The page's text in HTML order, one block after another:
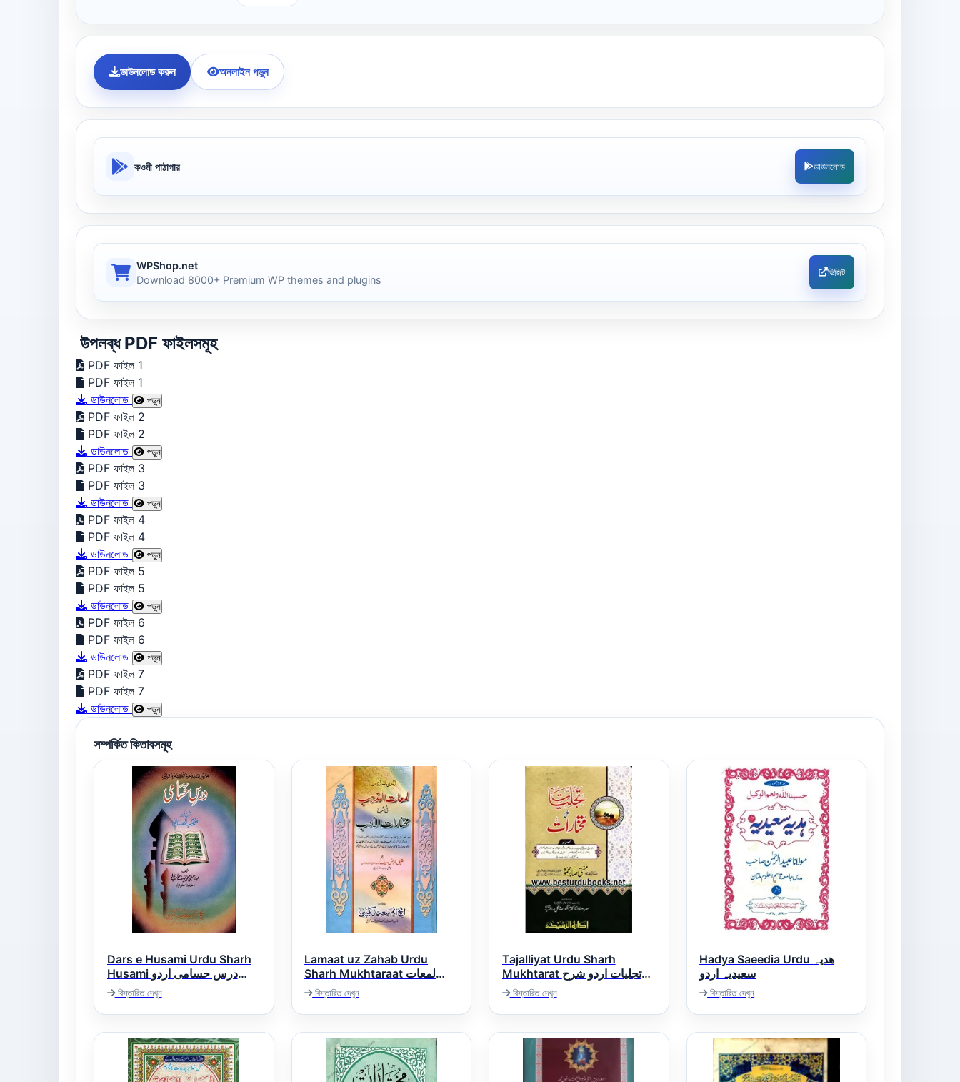
ডাউনলোড করুন অনলাইন পড়ুন
কওমী পাঠাগার ডাউনলোড
WPShop.net
Download 8000+ Premium WP themes and plugins
ভিজিট
উপলব্ধ PDF ফাইলসমূহ
PDF ফাইল 1
PDF ফাইল 1
ডাউনলোড
পড়ুন
PDF ফাইল 2
PDF ফাইল 2
ডাউনলোড
পড়ুন
PDF ফাইল 3
PDF ফাইল 3
ডাউনলোড
পড়ুন
PDF ফাইল 4
PDF ফাইল 4
ডাউনলোড
পড়ুন
PDF ফাইল 5
PDF ফাইল 5
ডাউনলোড
পড়ুন
PDF ফাইল 6
PDF ফাইল 6
ডাউনলোড
পড়ুন
PDF ফাইল 7
PDF ফাইল 7
ডাউনলোড
পড়ুন
সম্পর্কিত কিতাবসমূহ
Dars e Husami Urdu Sharh
Husami درس حسامی اردو
شرح حسامی
বিস্তারিত দেখুন
Lamaat uz Zahab Urdu
Sharh Mukhtaraat لمعات
الذھب اردو شرح مختارات
বিস্তারিত দেখুন
Tajalliyat Urdu Sharh
Mukhtarat تجلیات اردو شرح
مختارات
বিস্তারিত দেখুন
Hadya Saeedia Urdu ھدیہ
سعیدیہ اردو
বিস্তারিত দেখুন